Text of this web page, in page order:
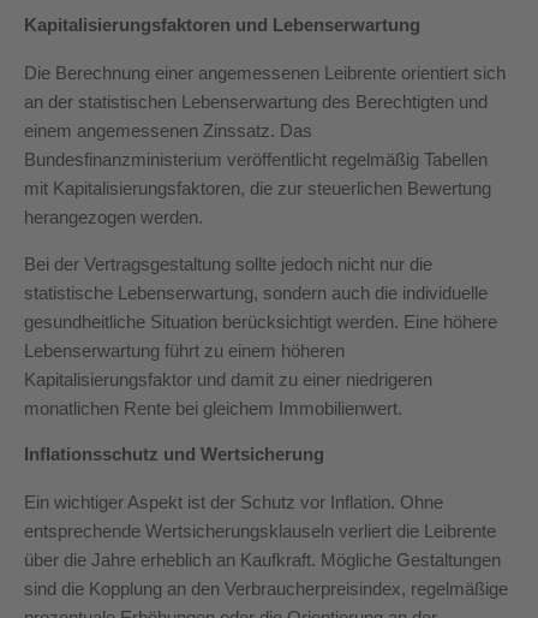
Kapitalisierungsfaktoren und Lebenserwartung
Die Berechnung einer angemessenen Leibrente orientiert sich
an der statistischen Lebenserwartung des Berechtigten und
einem angemessenen Zinssatz. Das
Bundesfinanzministerium veröffentlicht regelmäßig Tabellen
mit Kapitalisierungsfaktoren, die zur steuerlichen Bewertung
herangezogen werden.
Bei der Vertragsgestaltung sollte jedoch nicht nur die
statistische Lebenserwartung, sondern auch die individuelle
gesundheitliche Situation berücksichtigt werden. Eine höhere
Lebenserwartung führt zu einem höheren
Kapitalisierungsfaktor und damit zu einer niedrigeren
monatlichen Rente bei gleichem Immobilienwert.
Inflationsschutz und Wertsicherung
Ein wichtiger Aspekt ist der Schutz vor Inflation. Ohne
entsprechende Wertsicherungsklauseln verliert die Leibrente
über die Jahre erheblich an Kaufkraft. Mögliche Gestaltungen
sind die Kopplung an den Verbraucherpreisindex, regelmäßige